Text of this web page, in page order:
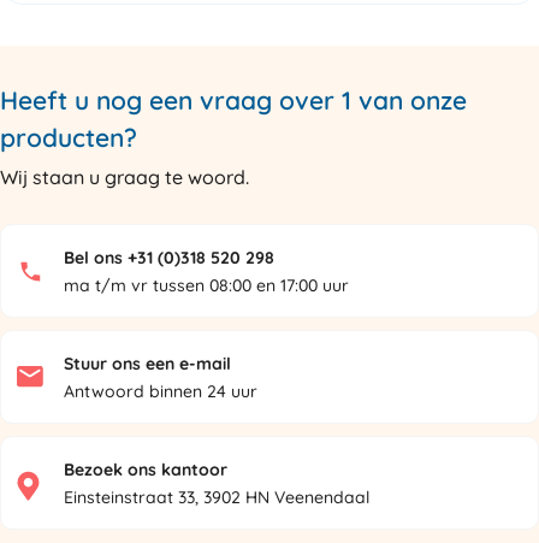
Heeft u nog een vraag over 1 van onze
producten?
Wij staan u graag te woord.
Bel ons +31 (0)318 520 298
ma t/m vr tussen 08:00 en 17:00 uur
Stuur ons een e-mail
Antwoord binnen 24 uur
Bezoek ons kantoor
Einsteinstraat 33, 3902 HN Veenendaal